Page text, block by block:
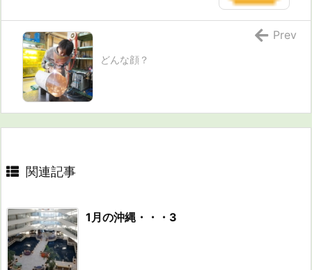
どんな顔？
Prev
関連記事
1月の沖縄・・・3